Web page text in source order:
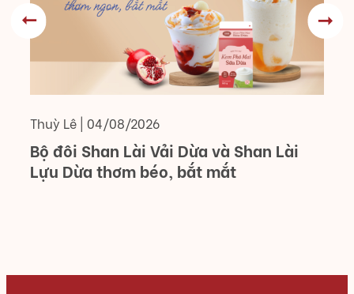
Thuỳ Lê | 04/08/2026
Bộ đôi Shan Lài Vải Dừa và Shan Lài
Lựu Dừa thơm béo, bắt mắt